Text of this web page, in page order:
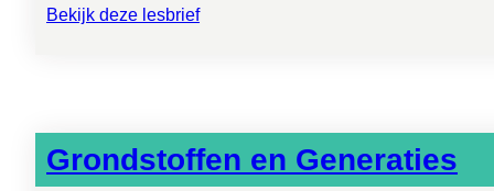
Bekijk deze lesbrief
Grondstoffen en Generaties